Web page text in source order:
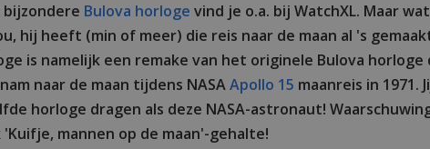
bijzondere Bulova horloge vind je o.a. bij WatchXL. Maar
hij heeft (min of meer) die reis naar de maan al 's
is namelijk een remake van het originele Bulova
naar de maan tijdens NASAApollo 15 maanreis in 1971.
horloge dragen als deze NASA-astronaut!
mannen op de maan'-gehalte!